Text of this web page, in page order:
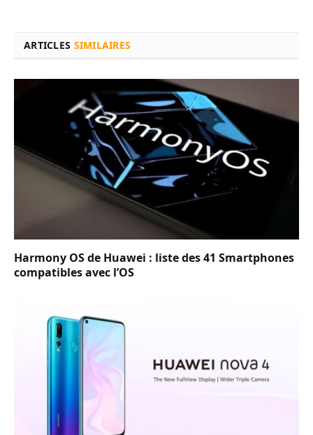
ARTICLES SIMILAIRES
Harmony OS de Huawei : liste des 41 Smartphones
compatibles avec l’OS